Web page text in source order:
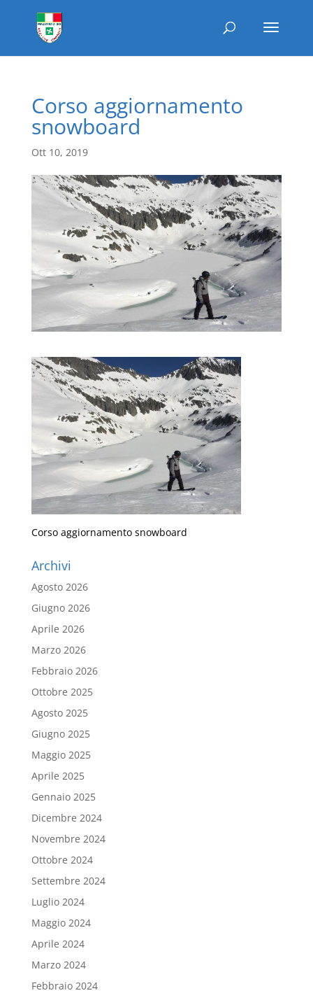
Corso aggiornamento
snowboard
Ott 10, 2019
Corso aggiornamento snowboard
Archivi
Agosto 2026
Giugno 2026
Aprile 2026
Marzo 2026
Febbraio 2026
Ottobre 2025
Agosto 2025
Giugno 2025
Maggio 2025
Aprile 2025
Gennaio 2025
Dicembre 2024
Novembre 2024
Ottobre 2024
Settembre 2024
Luglio 2024
Maggio 2024
Aprile 2024
Marzo 2024
Febbraio 2024